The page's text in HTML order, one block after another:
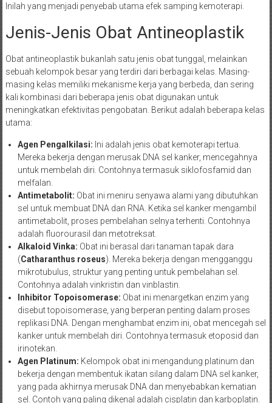
Inilah yang menjadi penyebab utama efek samping kemoterapi.
Jenis-Jenis Obat Antineoplastik
Obat antineoplastik bukanlah satu jenis obat tunggal, melainkan
sebuah kelompok besar yang terdiri dari berbagai kelas. Masing-
masing kelas memiliki mekanisme kerja yang berbeda, dan sering
kali kombinasi dari beberapa jenis obat digunakan untuk
meningkatkan efektivitas pengobatan. Berikut adalah beberapa kelas
utama:
Agen Pengalkilasi: Ini adalah jenis obat kemoterapi tertua.
Mereka bekerja dengan merusak DNA sel kanker, mencegahnya
untuk membelah diri. Contohnya termasuk siklofosfamid dan
melfalan.
Antimetabolit: Obat ini meniru senyawa alami yang dibutuhkan
sel untuk membuat DNA dan RNA. Ketika sel kanker mengambil
antimetabolit, proses pembelahan selnya terhenti. Contohnya
adalah fluorourasil dan metotreksat.
Alkaloid Vinka: Obat ini berasal dari tanaman tapak dara
(Catharanthus roseus). Mereka bekerja dengan mengganggu
mikrotubulus, struktur yang penting untuk pembelahan sel.
Contohnya adalah vinkristin dan vinblastin.
Inhibitor Topoisomerase: Obat ini menargetkan enzim yang
disebut topoisomerase, yang berperan penting dalam proses
replikasi DNA. Dengan menghambat enzim ini, obat mencegah sel
kanker untuk membelah diri. Contohnya termasuk etoposid dan
irinotekan.
Agen Platinum: Kelompok obat ini mengandung platinum dan
bekerja dengan membentuk ikatan silang dalam DNA sel kanker,
yang pada akhirnya merusak DNA dan menyebabkan kematian
sel. Contoh yang paling dikenal adalah cisplatin dan karboplatin.